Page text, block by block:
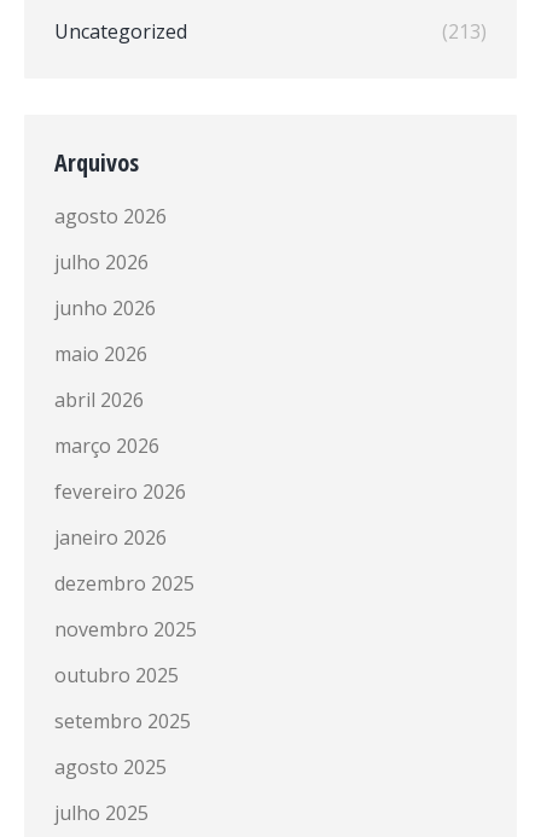
Uncategorized
(213)
Arquivos
agosto 2026
julho 2026
junho 2026
maio 2026
abril 2026
março 2026
fevereiro 2026
janeiro 2026
dezembro 2025
novembro 2025
outubro 2025
setembro 2025
agosto 2025
julho 2025